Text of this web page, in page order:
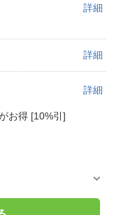
詳細
詳細
詳細
お得 [10%引]